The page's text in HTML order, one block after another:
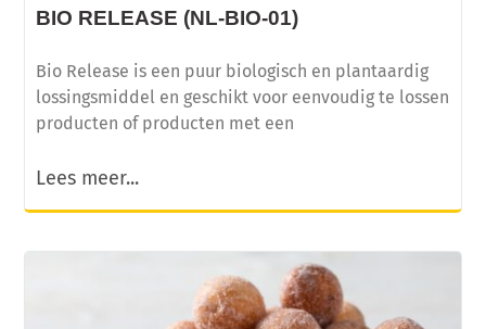
BIO RELEASE (NL-BIO-01)
Bio Release is een puur biologisch en plantaardig
lossingsmiddel en geschikt voor eenvoudig te lossen
producten of producten met een
Lees meer...